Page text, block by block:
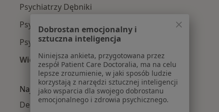
Psychiatrzy Dębniki
Psychiatrzy Stare Miasto
Psychiatrzy Krowodrza
Więcej (13)
Więcej w kategorii: Psychiatrzy w pobliżu
Najczęście leczone choroby
Depresja w Krakowie
Dobrostan emocjonalny i
sztuczna inteligencja
Niniejsza ankieta, przygotowana przez
zespół Patient Care Doctoralia, ma na celu
lepsze zrozumienie, w jaki sposób ludzie
korzystają z narzędzi sztucznej inteligencji
jako wsparcia dla swojego dobrostanu
emocjonalnego i zdrowia psychicznego.